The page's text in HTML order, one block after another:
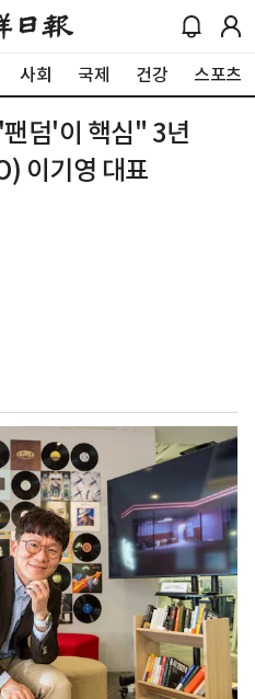
사회 국제 건강 스포츠
덤'이 핵심" 3년
이기영 대표